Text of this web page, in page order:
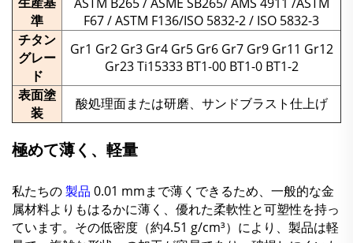
準
F67 / ASTM F136/ISO 5832-2 / ISO 5832-3
チタン
グレー
ド
Gr1 Gr2 Gr3 Gr4 Gr5 Gr6 Gr7 Gr9 Gr11 Gr12
Gr23 Ti15333 BT1-00 BT1-0 BT1-2
表面塗
装
酸処理面または研磨、サンドブラスト仕上げ
極めて薄く、軽量
私たちの製品 0.01 mmまで薄くできるため、一般的な金
属材料よりもはるかに薄く、優れた柔軟性と可塑性を持っ
ています。その低密度（約4.51 g/cm³）により、製品は軽